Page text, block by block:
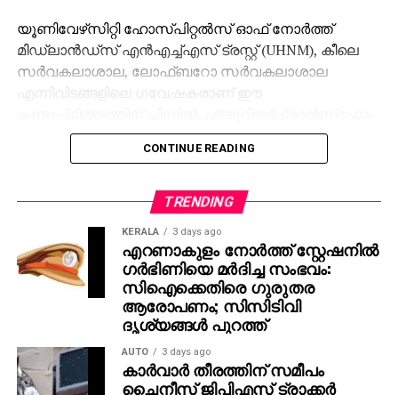
യൂണിവേഴ്‌സിറ്റി ഹോസ്പിറ്റല്‍സ് ഓഫ് നോര്‍ത്ത്
മിഡ്‌ലാന്‍ഡ്‌സ് എന്‍എച്ച്എസ് ട്രസ്റ്റ് (UHNM), കീലെ
സര്‍വകലാശാല, ലോഫ്ബറോ സര്‍വകലാശാല
എന്നിവിടങ്ങളിലെ ഗവേഷകരാണ് ഈ
ഇന്‍ഫ്രാറെഡ് (FT-IR) മൈക്രോസ്‌പെക്ട്രോസ്‌കോപ്പി
എന്ന അത്യാധുനിക സാങ്കേതികവിദ്യയാണ്
ട്യൂമറില്‍ നിന്ന് വേര്‍പെട്ട് രക്തത്തിലൂടെ
സഞ്ചരിക്കുന്ന കാന്‍സര്‍ കോശങ്ങളെ (Circulating
Tumor Cells-CTS) കണ്ടെത്താന്‍ നിലവില്‍
ഉപയോഗിക്കുന്ന രീതികള്‍ സങ്കീര്‍ണ്ണവും
ചെലവേറിയതുമാണ്. പലപ്പോഴും ഈ കോശങ്ങള്‍
രക്തത്തിലെത്തുമ്പോള്‍ ആകൃതിയിലും
സ്വഭാവത്തിലും മാറ്റം സംഭവിക്കുന്നതിനാല്‍
കണ്ടെത്താന്‍ കഴിയാതെ പോകാറുണ്ട്. എന്നാല്‍
രക്തത്തിലെ ഓരോ കോശത്തിനും പ്രത്യേകം
CONTINUE READING
TRENDING
KERALA 3 days ago
എറണാകുളം നോര്‍ത്ത് സ്റ്റേഷനില്‍
ഗര്‍ഭിണിയെ മര്‍ദിച്ച സംഭവം:
സിഐക്കെതിരെ ഗുരുതര
ആരോപണം; സിസിടിവി
ദൃശ്യങ്ങള്‍ പുറത്ത്
AUTO 3 days ago
കാർവാർ തീരത്തിന് സമീപം
ചൈനീസ് ജിപിഎസ് ട്രാക്കർ